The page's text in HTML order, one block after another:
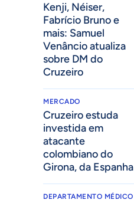
Kenji, Néiser,
Fabrício Bruno e
mais: Samuel
Venâncio atualiza
sobre DM do
Cruzeiro
MERCADO
Cruzeiro estuda
investida em
atacante
colombiano do
Girona, da Espanha
DEPARTAMENTO MÉDICO